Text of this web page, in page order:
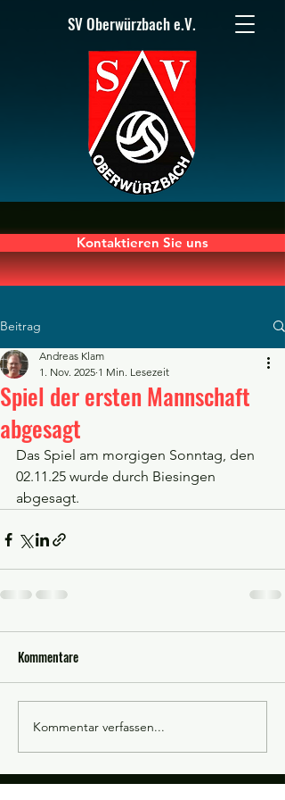
SV Oberwürzbach e.V.
Kontaktieren Sie uns
Beitrag
Spiel der ersten Mannschaft
abgesagt
Andreas Klam
1. Nov. 2025 1 Min. Lesezeit
Das Spiel am morgigen Sonntag, den
02.11.25 wurde durch Biesingen
abgesagt.
Kommentare
Kommentar verfassen...